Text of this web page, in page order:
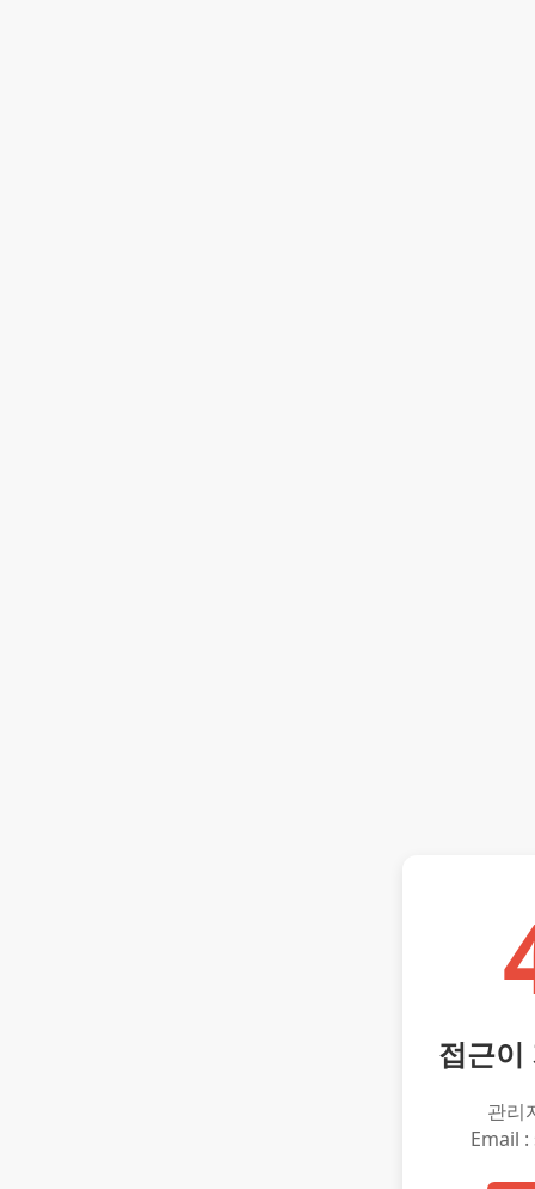
접근이
관리
Email